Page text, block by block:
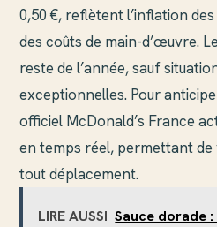
0,50 €, reflètent l’inflation
des coûts de main-d’œuvre.
reste de l’année, sauf
exceptionnelles. Pour
officiel McDonald’s France
en temps réel, permettant
tout déplacement.
LIRE AUSSI Sauce dorade